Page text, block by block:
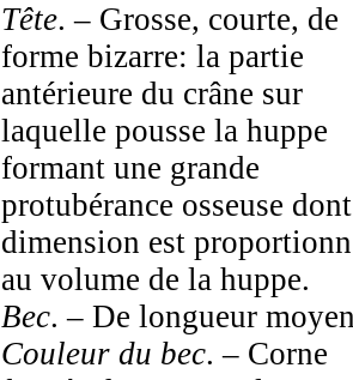
Tête. – Grosse, courte, de
forme bizarre: la partie
antérieure du crâne sur
laquelle pousse la huppe
formant une grande
protubérance osseuse
dimension est
au volume de la huppe.
Bec. – De longueur
Couleur du bec. – Corne